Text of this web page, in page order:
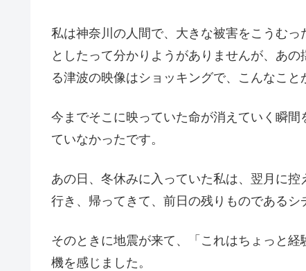
私は神奈川の人間で、大きな被害をこうむ
としたって分かりようがありませんが、あ
る津波の映像はショッキングで、こんなこと
今までそこに映っていた命が消えていく瞬
ていなかったです。
あの日、冬休みに入っていた私は、翌月に
行き、帰ってきて、前日の残りものであるシ
そのときに地震が来て、「これはちょっと
機を感じました。